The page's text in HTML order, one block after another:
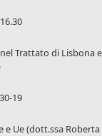
Trattato di Lisbona
19
Ue (dott.ssa Roberta